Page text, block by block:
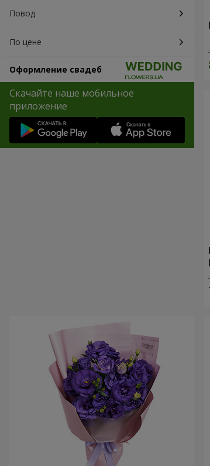
Повод
По цене
Оформление свадеб
Скачайте наше мобильное
приложение